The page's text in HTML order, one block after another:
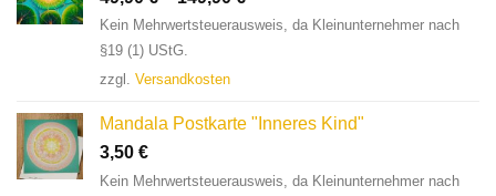
Kein Mehrwertsteuerausweis, da Kleinunternehmer nach
§19 (1) UStG.
zzgl. Versandkosten
Mandala Postkarte "Inneres Kind"
3,50 €
Kein Mehrwertsteuerausweis, da Kleinunternehmer nach